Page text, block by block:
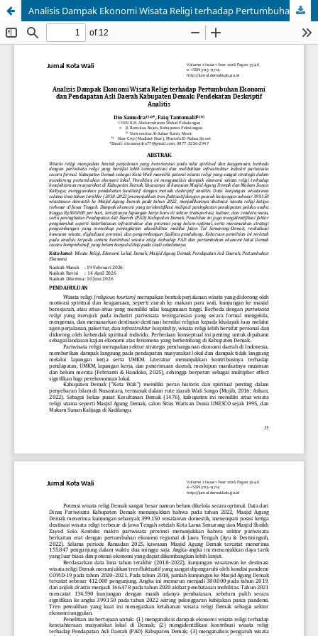
Analisis Dampak Ekonomi Wisata Religi terhadap Pertumbuhan Ekonomi dan Pendapatan Asli Daerah Kabupaten Demak: Pendekatan Deskriptif Analitis